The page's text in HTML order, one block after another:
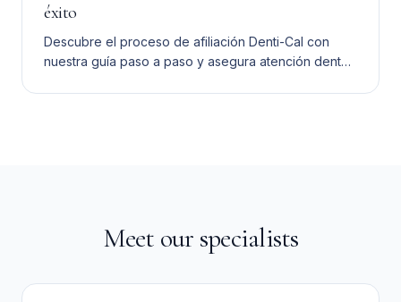
éxito
Descubre el proceso de afiliación Denti-Cal con
nuestra guía paso a paso y asegura atención dental
Meet our specialists